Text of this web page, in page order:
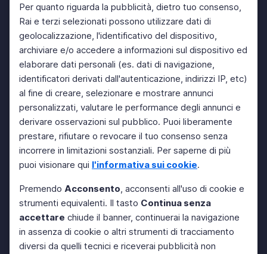
Per quanto riguarda la pubblicità, dietro tuo consenso,
Rai e terzi selezionati possono utilizzare dati di
geolocalizzazione, l'identificativo del dispositivo,
archiviare e/o accedere a informazioni sul dispositivo ed
elaborare dati personali (es. dati di navigazione,
identificatori derivati dall'autenticazione, indirizzi IP, etc)
al fine di creare, selezionare e mostrare annunci
personalizzati, valutare le performance degli annunci e
derivare osservazioni sul pubblico. Puoi liberamente
prestare, rifiutare o revocare il tuo consenso senza
incorrere in limitazioni sostanziali. Per saperne di più
puoi visionare qui l'informativa sui cookie.
Premendo Acconsento, acconsenti all'uso di cookie e
strumenti equivalenti. Il tasto Continua senza
accettare chiude il banner, continuerai la navigazione
in assenza di cookie o altri strumenti di tracciamento
diversi da quelli tecnici e riceverai pubblicità non